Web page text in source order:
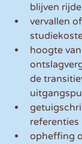
blijven
vervallen
hoogte
de
referenties
opheffing